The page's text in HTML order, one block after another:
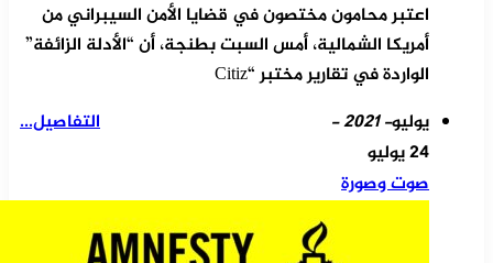
اعتبر محامون مختصون في قضايا الأمن السيبراني من
أمريكا الشمالية، أمس السبت بطنجة، أن “الأدلة الزائفة”
الواردة في تقارير مختبر “Citiz
التفاصيل...
يوليو- 2021 -
24 يوليو
صوت وصورة